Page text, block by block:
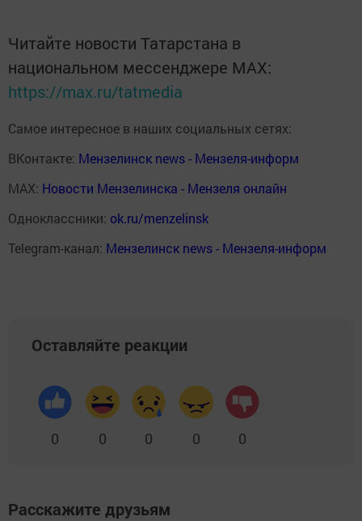
Читайте новости Татарстана в
национальном мессенджере MАХ:
https://max.ru/tatmedia
Самое интересное в наших социальных сетях:
ВКонтакте: Мензелинск news - Мензеля-информ
MAX: Новости Мензелинска - Мензеля онлайн
Одноклассники: ok.ru/menzelinsk
Telegram-канал: Мензелинск news - Мензеля-информ
Оставляйте реакции
0 0 0 0 0
Расскажите друзьям